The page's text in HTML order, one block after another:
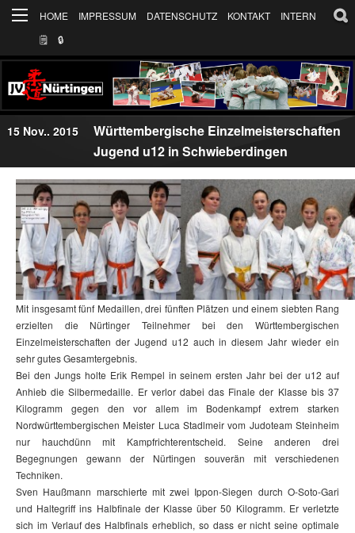
HOME IMPRESSUM DATENSCHUTZ KONTAKT
INTERN
🗒
🔒︎
15 Nov.. 2015
Württembergische Einzelmeisterschaften
Jugend u12 in Schwieberdingen
Mit insgesamt fünf Medaillen, drei fünften Plätzen und einem siebten Rang
erzielten die Nürtinger Teilnehmer bei den Württembergischen
Einzelmeisterschaften der Jugend u12 auch in diesem Jahr wieder ein
sehr gutes Gesamtergebnis.
Bei den Jungs holte Erik Rempel in seinem ersten Jahr bei der u12 auf
Anhieb die Silbermedaille. Er verlor dabei das Finale der Klasse bis 37
Kilogramm gegen den vor allem im Bodenkampf extrem starken
Nordwürttembergischen Meister Luca Stadlmeir vom Judoteam Steinheim
nur hauchdünn mit Kampfrichterentscheid. Seine anderen drei
Begegnungen gewann der Nürtingen souverän mit verschiedenen
Techniken.
Sven Haußmann marschierte mit zwei Ippon-Siegen durch O-Soto-Gari
und Haltegriff ins Halbfinale der Klasse über 50 Kilogramm. Er verletzte
sich im Verlauf des Halbfinals erheblich, so dass er nicht seine optimale